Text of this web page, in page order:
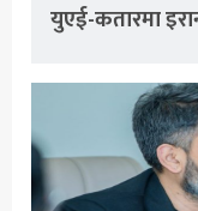
युएई-कतारमा